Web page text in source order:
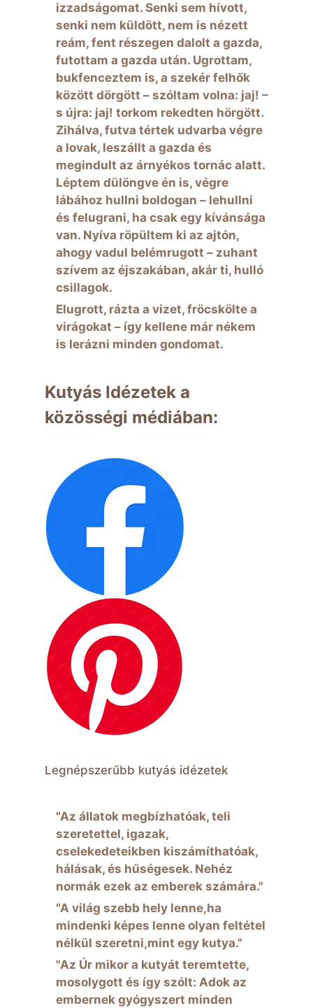
izzadságomat. Senki sem hívott,
senki nem küldött, nem is nézett
reám, fent részegen dalolt a gazda,
futottam a gazda után. Ugrottam,
bukfenceztem is, a szekér felhők
között dörgött – szóltam volna: jaj! –
s újra: jaj! torkom rekedten hörgött.
Zihálva, futva tértek udvarba végre
a lovak, leszállt a gazda és
megindult az árnyékos tornác alatt.
Léptem dülöngve én is, végre
lábához hullni boldogan – lehullni
és felugrani, ha csak egy kívánsága
van. Nyíva röpültem ki az ajtón,
ahogy vadul belémrugott – zuhant
szívem az éjszakában, akár ti, hulló
csillagok.
Elugrott, rázta a vizet, fröcskölte a
virágokat – így kellene már nékem
is lerázni minden gondomat.
Kutyás Idézetek a
közösségi médiában:
Legnépszerűbb kutyás idézetek
"Az állatok megbízhatóak, teli
szeretettel, igazak,
cselekedeteikben kiszámíthatóak,
hálásak, és hűségesek. Nehéz
normák ezek az emberek számára."
"A világ szebb hely lenne,ha
mindenki képes lenne olyan feltétel
nélkül szeretni,mint egy kutya."
"Az Úr mikor a kutyát teremtette,
mosolygott és így szólt: Adok az
embernek gyógyszert minden